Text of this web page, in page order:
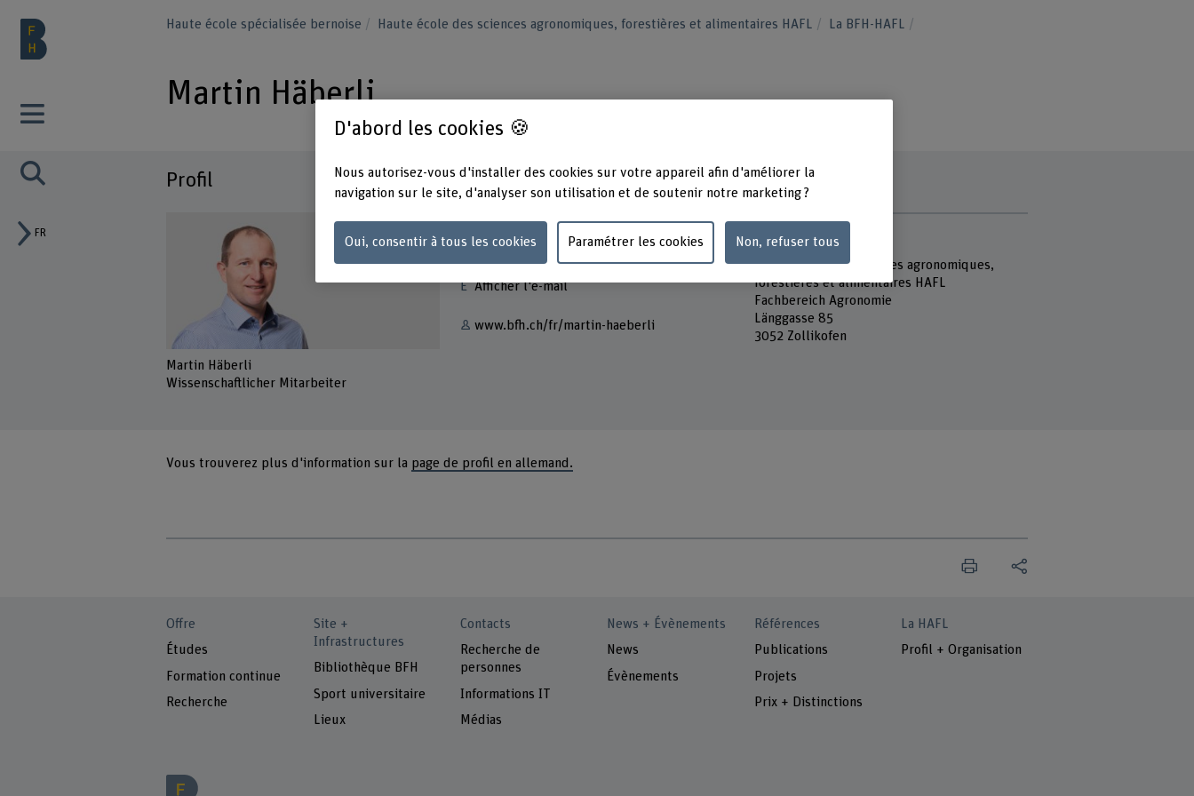
FR
Haute école spécialisée bernoise Haute école des sciences agronomiques, forestières et alimentaires HAFL La BFH-HAFL
Martin Häberli
Profil
Martin Häberli
Wissenschaftlicher Mitarbeiter
+41 31 910 21 53
Afficher l'e-mail
www.bfh.ch/fr/martin-haeberli
Berner Fachhochschule
Haute école des sciences agronomiques,
forestières et alimentaires HAFL
Fachbereich Agronomie
Länggasse 85
3052 Zollikofen
Vous trouverez plus d'information sur la page de profil en allemand.
Offre
Études
Formation continue
Recherche
Site +
Infrastructures
Bibliothèque BFH
Sport universitaire
Lieux
Contacts
Recherche de
personnes
Informations IT
Médias
News + Évènements
News
Évènements
Références
Publications
Projets
Prix + Distinctions
La HAFL
Profil + Organisation
D'abord les cookies 🍪
Nous autorisez-vous d'installer des cookies sur votre appareil afin d'améliorer la
navigation sur le site, d'analyser son utilisation et de soutenir notre marketing ?
Oui, consentir à tous les cookies Paramétrer les cookies Non, refuser tous